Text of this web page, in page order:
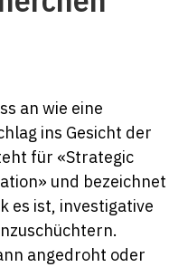
an wie eine
ins Gesicht der
für «Strategic
und bezeichnet
es ist, investigative
angedroht oder